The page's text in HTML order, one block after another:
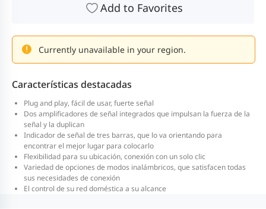
Add to Favorites
Currently unavailable in your region.
Características destacadas
Plug and play, fácil de usar, fuerte señal
Dos amplificadores de señal integrados que impulsan la fuerza de la
señal y la duplican
Indicador de señal de tres barras, que lo va orientando para
encontrar el mejor lugar para colocarlo
Flexibilidad para su ubicación, conexión con un solo clic
Variedad de opciones de modos inalámbricos, que satisfacen todas
sus necesidades de conexión
El control de su red doméstica a su alcance